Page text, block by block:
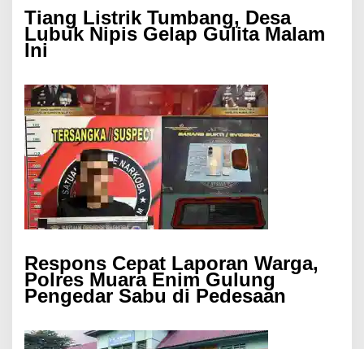
Tiang Listrik Tumbang, Desa
Lubuk Nipis Gelap Gulita Malam
Ini
Respons Cepat Laporan Warga,
Polres Muara Enim Gulung
Pengedar Sabu di Pedesaan